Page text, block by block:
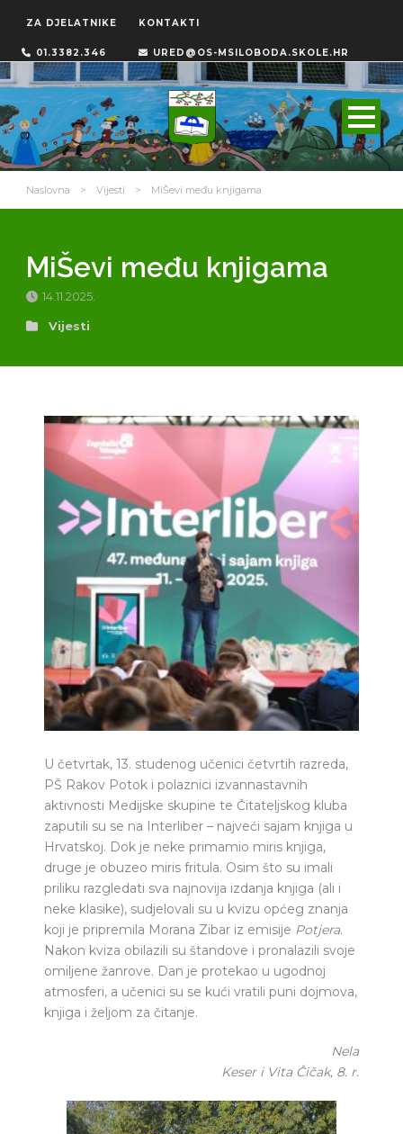
ZA DJELATNIKE KONTAKTI
01.3382.346 URED@OS-MSILOBODA.SKOLE.HR
Naslovna > Vijesti > MiŠevi među knjigama
MiŠevi među knjigama
14.11.2025.
Vijesti
U četvrtak, 13. studenog učenici četvrtih razreda,
PŠ Rakov Potok i polaznici izvannastavnih
aktivnosti Medijske skupine te Čitateljskog kluba
zaputili su se na Interliber – najveći sajam knjiga u
Hrvatskoj. Dok je neke primamio miris knjiga,
druge je obuzeo miris fritula. Osim što su imali
priliku razgledati sva najnovija izdanja knjiga (ali i
neke klasike), sudjelovali su u kvizu općeg znanja
koji je pripremila Morana Zibar iz emisije Potjera.
Nakon kviza obilazili su štandove i pronalazili svoje
omiljene žanrove. Dan je protekao u ugodnoj
atmosferi, a učenici su se kući vratili puni dojmova,
knjiga i željom za čitanje.
Nela
Keser i Vita Čičak, 8. r.